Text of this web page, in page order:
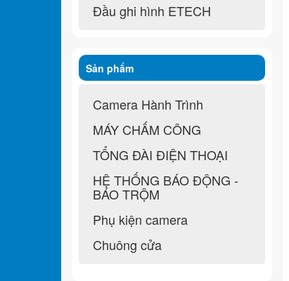
Đầu ghi hình ETECH
Sản phẩm
Camera Hành Trình
MÁY CHẤM CÔNG
TỔNG ĐÀI ĐIỆN THOẠI
HỆ THỐNG BÁO ĐỘNG -
BÁO TRỘM
Phụ kiện camera
Chuông cửa